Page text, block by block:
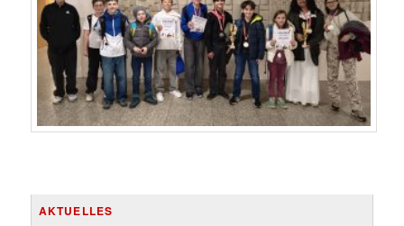
AKTUELLES